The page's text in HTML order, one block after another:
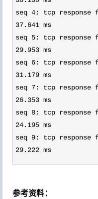
seq 4: tcp response
37.641 ms
seq 5: tcp response
29.953 ms
seq 6: tcp response
31.179 ms
seq 7: tcp response
26.353 ms
seq 8: tcp response
24.195 ms
seq 9: tcp response
29.222 ms
参考资料：